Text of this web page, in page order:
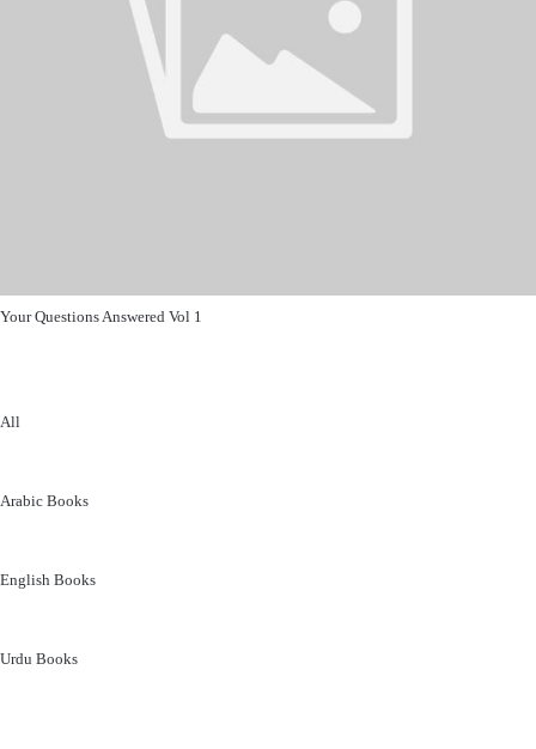
Your Questions Answered Vol 1
All
Arabic Books
English Books
Urdu Books